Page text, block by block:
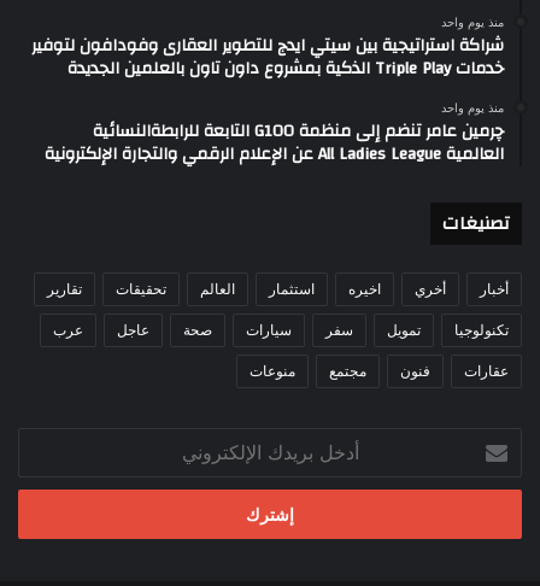
منذ يوم واحد
شراكة استراتيجية بين سيتي ايدج للتطوير العقارى وفودافون لتوفير
خدمات Triple Play الذكية بمشروع داون تاون بالعلمين الجديدة
منذ يوم واحد
چرمين عامر تنضم إلى منظمة G100 التابعة للرابطةالنسائية
العالمية All Ladies League عن الإعلام الرقمي والتجارة الإلكترونية
تصنيغات
أخبار أخري اخيره استثمار العالم تحقيقات تقارير
تكنولوجيا تمويل سفر سيارات صحة عاجل عرب
عقارات فنون مجتمع منوعات
بريدك
الإلكتروني